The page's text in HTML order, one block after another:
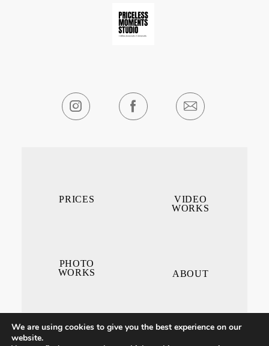
VIDEO
WORKS
ABOUT
PRICES
PHOTO
WORKS
We are using cookies to give you the best experience on our
website.